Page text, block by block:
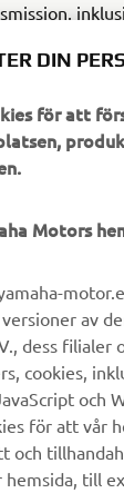
700.
ger vi våra
att
för arbete
tar dem
om
skiljer sig än
för
ALLMÄNNA
DIN
för att
Motors
av
dess filialer
cookies,
och
för att vår
och
till